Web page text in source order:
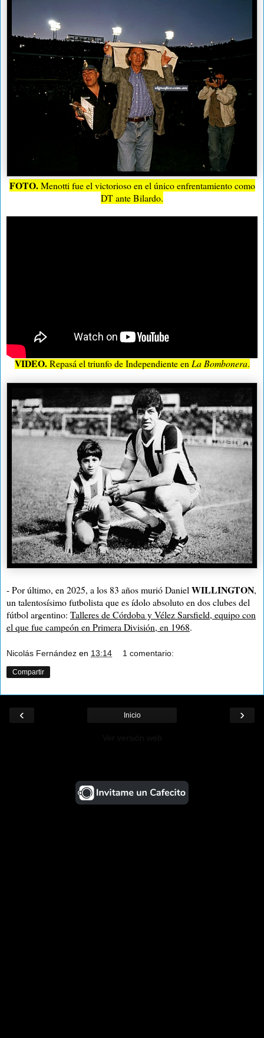
FOTO.Menotti fue el victorioso en el único enfrentamiento como
DT ante Bilardo.
VIDEO.Repasá el triunfo de Independiente enLa Bombonera.
- Por último, en 2025, a los 83 años murió Daniel WILLINGTON,
un talentosísimo futbolista que es ídolo absoluto en dos clubes del
fútbol argentino: Talleres de Córdoba y Vélez Sarsfield, equipo con
el que fue campeón en Primera División, en 1968.
Nicolás Fernández en 13:14 1 comentario:
Compartir
‹ ›
Inicio